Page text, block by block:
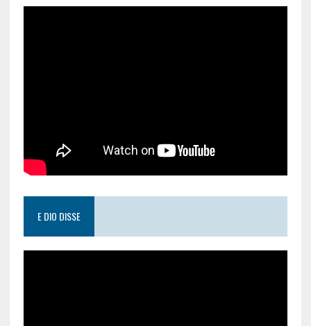
E DIO DISSE